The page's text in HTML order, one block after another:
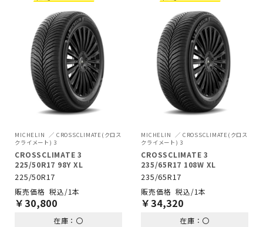
MICHELIN
CROSSCLIMATE(クロス
クライメート) 3
CROSSCLIMATE 3
225/50R17 98Y XL
225/50R17
税込/1本
￥30,800
在庫：〇
MICHELIN
CROSSCLIMATE(クロス
クライメート) 3
CROSSCLIMATE 3
235/65R17 108W XL
235/65R17
税込/1本
￥34,320
在庫：〇